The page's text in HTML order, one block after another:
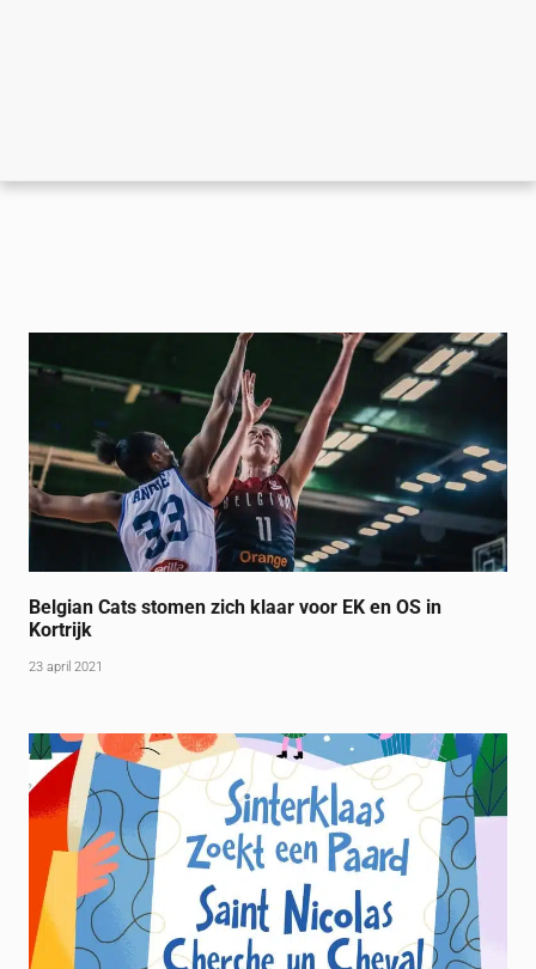
Belgian Cats stomen zich klaar voor EK en OS in
Kortrijk
23 april 2021